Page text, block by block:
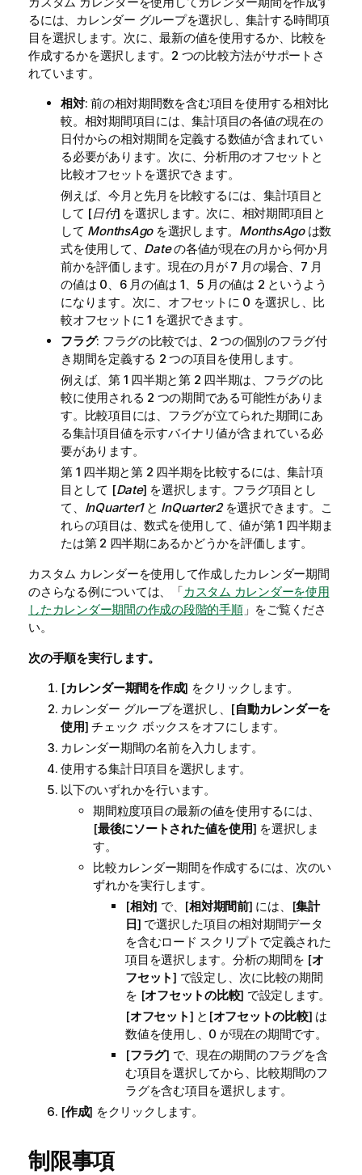
るには、カレンダー グループを選択し、集計する時間項
目を選択します。次に、最新の値を使用するか、比較を
作成するかを選択します。2 つの比較方法がサポートさ
れています。
相対: 前の相対期間数を含む項目を使用する相対比
較。相対期間項目には、集計項目の各値の現在の
日付からの相対期間を定義する数値が含まれてい
る必要があります。次に、分析用のオフセットと
比較オフセットを選択できます。
例えば、今月と先月を比較するには、集計項目と
して [日付] を選択します。次に、相対期間項目と
して MonthsAgoを選択します。 MonthsAgoは数
式を使用して、 Dateの各値が現在の月から何か月
前かを評価します。現在の月が 7 月の場合、7 月
の値は 0、6 月の値は 1、5 月の値は 2 というよう
になります。次に、オフセットに 0 を選択し、比
較オフセットに 1 を選択できます。
フラグ: フラグの比較では、2 つの個別のフラグ付
き期間を定義する 2 つの項目を使用します。
例えば、第 1 四半期と第 2 四半期は、フラグの比
較に使用される 2 つの期間である可能性がありま
す。比較項目には、フラグが立てられた期間にあ
る集計項目値を示すバイナリ値が含まれている必
要があります。
第 1 四半期と第 2 四半期を比較するには、集計項
目として [Date] を選択します。フラグ項目とし
て、 InQuarter1と InQuarter2を選択できます。こ
れらの項目は、数式を使用して、値が第 1 四半期ま
たは第 2 四半期にあるかどうかを評価します。
カスタム カレンダーを使用して作成したカレンダー期間
のさらなる例については、「カスタム カレンダーを使用
したカレンダー期間の作成の段階的手順」をご覧くださ
い。
次の手順を実行します。
[カレンダー期間を作成] をクリックします。
カレンダー グループを選択し、[自動カレンダーを
使用] チェック ボックスをオフにします。
カレンダー期間の名前を入力します。
使用する集計日項目を選択します。
以下のいずれかを行います。
期間粒度項目の最新の値を使用するには、
[最後にソートされた値を使用] を選択しま
す。
比較カレンダー期間を作成するには、次のい
ずれかを実行します。
[相対] で、[相対期間前] には、[集計
日] で選択した項目の相対期間データ
を含むロード スクリプトで定義された
項目を選択します。分析の期間を [オ
フセット] で設定し、次に比較の期間
を [オフセットの比較] で設定します。
[オフセット] と[オフセットの比較] は
数値を使用し、0 が現在の期間です。
[フラグ] で、現在の期間のフラグを含
む項目を選択してから、比較期間のフ
ラグを含む項目を選択します。
[作成] をクリックします。
制限事項